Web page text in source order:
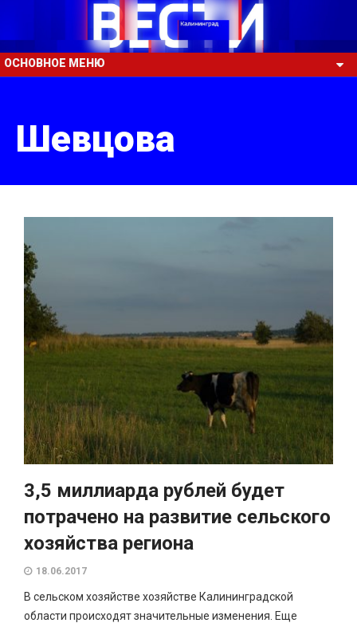
ОСНОВНОЕ МЕНЮ
Шевцова
3,5 миллиарда рублей будет
потрачено на развитие сельского
хозяйства региона
18.06.2017
В сельском хозяйстве хозяйстве Калининградской
области происходят значительные изменения. Еще